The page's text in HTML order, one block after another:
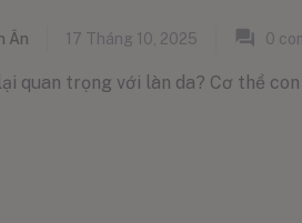
Ân 17 Tháng 10, 2025 0
quan trọng với làn da? Cơ thể